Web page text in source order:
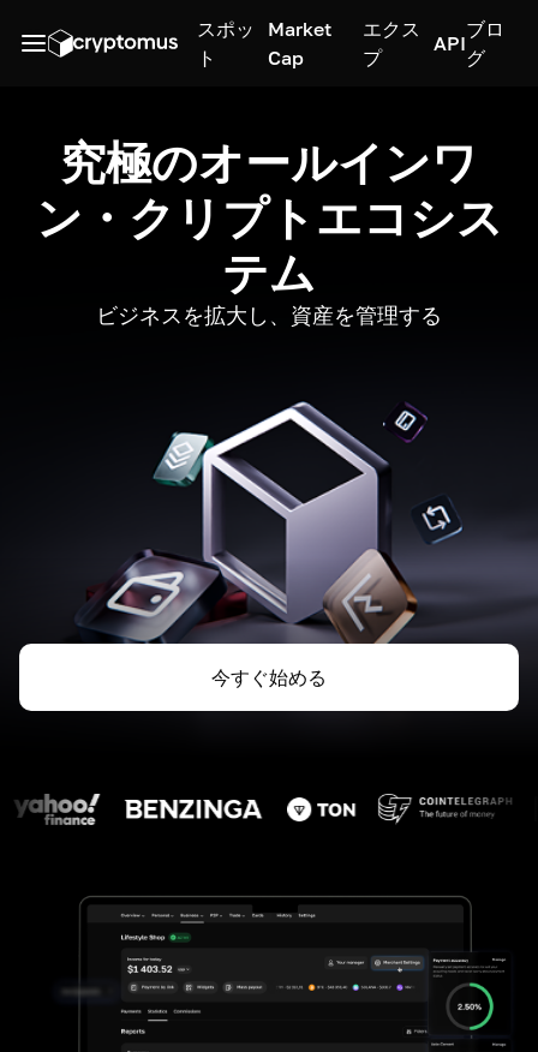
スポッ
ト
Market
Cap
エクス
プ
API
ブロ
グ
究極のオールインワ
ン・クリプトエコシス
テム
ビジネスを拡大し、資産を管理する
今すぐ始める